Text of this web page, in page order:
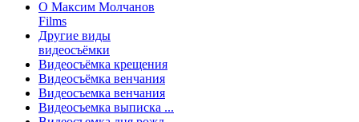
О Максим Молчанов
Films
Другие виды
видеосъёмки
Видеосъёмка крещения
Видеосъёмка венчания
Видеосъемка венчания
Видеосъемка выписка ...